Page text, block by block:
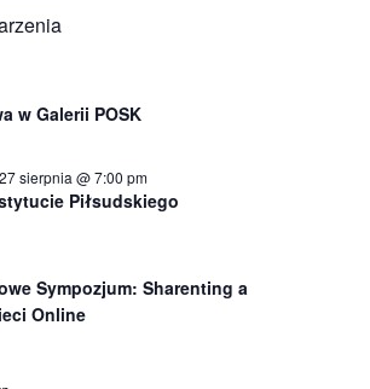
w Galerii POSK
27 sierpnia @ 7:00 pm
Piłsudskiego
Sympozjum: Sharenting a
Online